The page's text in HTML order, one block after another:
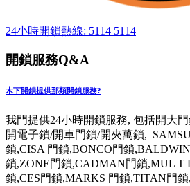
24小時開鎖熱線: 5114 5114
開鎖服務Q&A
木下開鎖提供那類開鎖服務?
我門提供24小時開鎖服務, 包括開大
開電子鎖/開車門鎖/開夾萬鎖,
鎖,CISA 門鎖,BONCO門鎖
鎖,ZONE門鎖,CADMAN門鎖,MUL T
鎖,CES門鎖,MARKS 門鎖,TITAN門